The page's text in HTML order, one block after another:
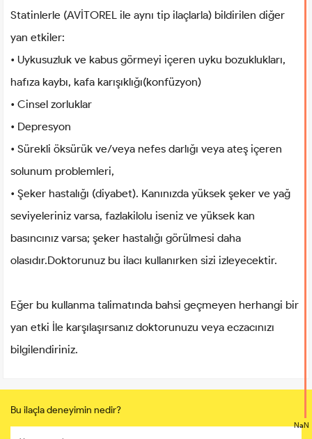
Statinlerle (AVİTOREL ile aynı tip ilaçlarla) bildirilen diğer
yan etkiler:
• Uykusuzluk ve kabus görmeyi içeren uyku bozuklukları,
hafıza kaybı, kafa karışıklığı(konfüzyon)
• Cinsel zorluklar
• Depresyon
• Sürekli öksürük ve/veya nefes darlığı veya ateş içeren
solunum problemleri,
• Şeker hastalığı (diyabet). Kanınızda yüksek şeker ve yağ
seviyeleriniz varsa, fazlakilolu iseniz ve yüksek kan
basıncınız varsa; şeker hastalığı görülmesi daha
olasıdır.Doktorunuz bu ilacı kullanırken sizi izleyecektir.
Eğer bu kullanma talimatında bahsi geçmeyen herhangi bir
yan etki İle karşılaşırsanız doktorunuzu veya eczacınızı
bilgilendiriniz.
Bu ilaçla deneyimin nedir?
NaN